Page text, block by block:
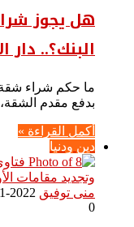
هل يجوز
البنك؟.. دار
ما حكم شراء
بدفع مقدم
أكمل القراءة »
دين ودنيا
منى توفيق 2022-01-30
0